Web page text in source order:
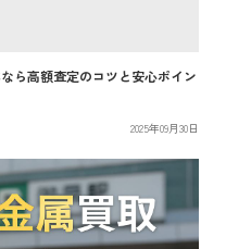
ら高額査定のコツと安心ポイン
2025年09月30日